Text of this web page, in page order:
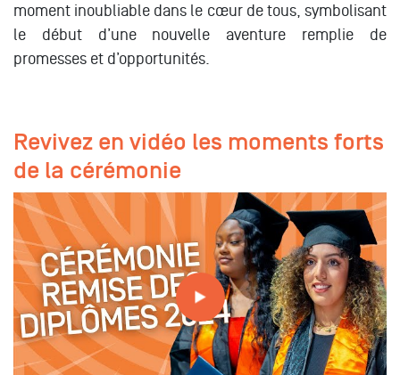
moment inoubliable dans le cœur de tous, symbolisant
le début d’une nouvelle aventure remplie de
promesses et d’opportunités.
Revivez en vidéo les moments forts
de la cérémonie
Visite des campus